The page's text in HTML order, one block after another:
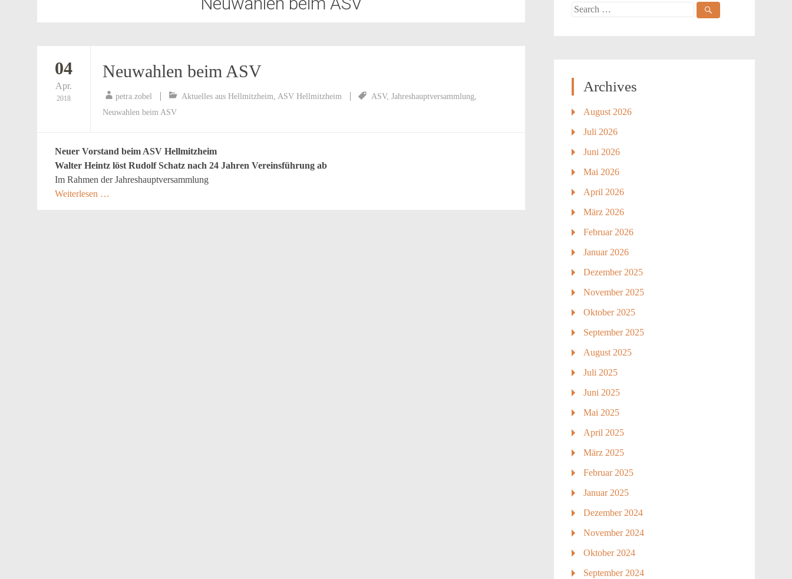
04
Apr.
2018
Neuwahlen beim ASV
petra.zobel Aktuelles aus Hellmitzheim, ASV Hellmitzheim ASV, Jahreshauptversammlung,
Neuwahlen beim ASV
Neuer Vorstand beim ASV Hellmitzheim
Walter Heintz löst Rudolf Schatz nach 24 Jahren Vereinsführung ab
Im Rahmen der Jahreshauptversammlung
Weiterlesen …
Search
Archives
August 2026
Juli 2026
Juni 2026
Mai 2026
April 2026
März 2026
Februar 2026
Januar 2026
Dezember 2025
November 2025
Oktober 2025
September 2025
August 2025
Juli 2025
Juni 2025
Mai 2025
April 2025
März 2025
Februar 2025
Januar 2025
Dezember 2024
November 2024
Oktober 2024
September 2024